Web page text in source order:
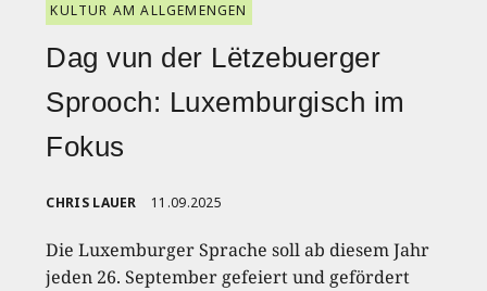
KULTUR AM ALLGEMENGEN
Dag vun der Lëtzebuerger
Sprooch: Luxemburgisch im
Fokus
CHRIS LAUER 11.09.2025
Die Luxemburger Sprache soll ab diesem Jahr
jeden 26. September gefeiert und gefördert